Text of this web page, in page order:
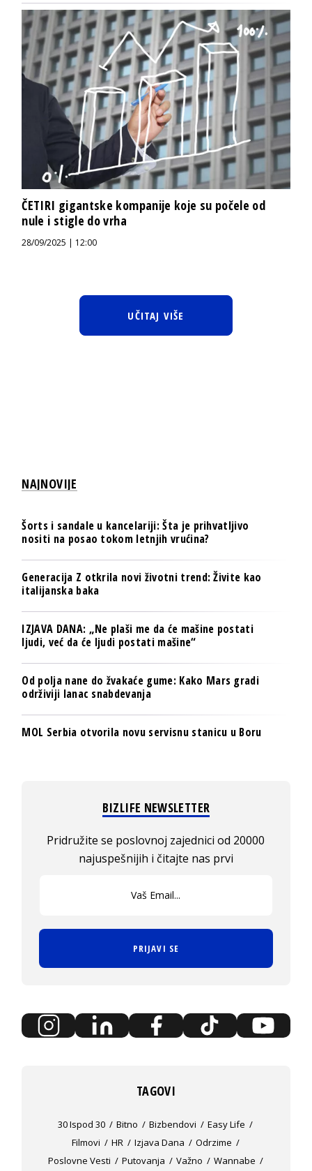
ČETIRI gigantske kompanije koje su počele od
nule i stigle do vrha
28/09/2025 | 12:00
UČITAJ VIŠE
NAJNOVIJE
Šorts i sandale u kancelariji: Šta je prihvatljivo
nositi na posao tokom letnjih vrućina?
Generacija Z otkrila novi životni trend: Živite kao
italijanska baka
IZJAVA DANA: „Ne plaši me da će mašine postati
ljudi, već da će ljudi postati mašine“
Od polja nane do žvakaće gume: Kako Mars gradi
održiviji lanac snabdevanja
MOL Serbia otvorila novu servisnu stanicu u Boru
BIZLIFE NEWSLETTER
Pridružite se poslovnoj zajednici od 20000
najuspešnijih i čitajte nas prvi
PRIJAVI SE
TAGOVI
30 Ispod 30 Bitno Bizbendovi
Easy Life
Filmovi
HR Izjava Dana
Odrzime
Poslovne Vesti
Putovanja Važno
Wannabe